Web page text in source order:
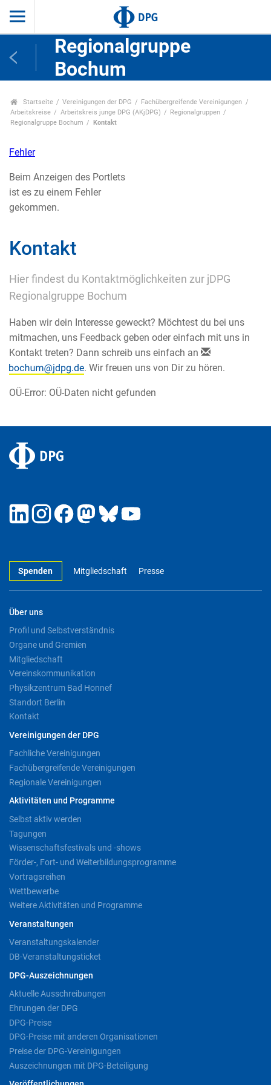
Regionalgruppe
Bochum
Startseite Vereinigungen der DPG
Fachübergreifende Vereinigungen
Arbeitskreise
Arbeitskreis junge DPG (AKjDPG)
Regionalgruppen
Regionalgruppe Bochum
Kontakt
Fehler
Beim Anzeigen des Portlets
ist es zu einem Fehler
gekommen.
Kontakt
Hier findest du Kontaktmöglichkeiten zur jDPG
Regionalgruppe Bochum
Haben wir dein Interesse geweckt? Möchtest du bei uns
mitmachen, uns Feedback geben oder einfach mit uns in
Kontakt treten? Dann schreib uns einfach an
. Wir freuen uns von Dir zu hören.
OÜ-Error: OÜ-Daten nicht gefunden
Spenden Mitgliedschaft Presse
Über uns
Profil und Selbstverständnis
Organe und Gremien
Mitgliedschaft
Vereinskommunikation
Physikzentrum Bad Honnef
Standort Berlin
Kontakt
Vereinigungen der DPG
Fachliche Vereinigungen
Fachübergreifende Vereinigungen
Regionale Vereinigungen
Aktivitäten und Programme
Selbst aktiv werden
Tagungen
Wissenschaftsfestivals und -shows
Förder-, Fort- und Weiterbildungsprogramme
Vortragsreihen
Wettbewerbe
Weitere Aktivitäten und Programme
Veranstaltungen
Veranstaltungskalender
DB-Veranstaltungsticket
DPG-Auszeichnungen
Aktuelle Ausschreibungen
Ehrungen der DPG
DPG-Preise
DPG-Preise mit anderen Organisationen
Preise der DPG-Vereinigungen
Auszeichnungen mit DPG-Beteiligung